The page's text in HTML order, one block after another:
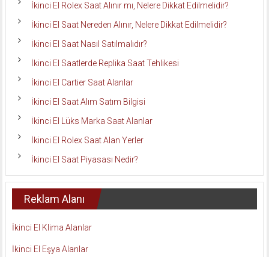
İkinci El Rolex Saat Alınır mı, Nelere Dikkat Edilmelidir?
İkinci El Saat Nereden Alınır, Nelere Dikkat Edilmelidir?
İkinci El Saat Nasıl Satılmalıdır?
İkinci El Saatlerde Replika Saat Tehlikesi
İkinci El Cartier Saat Alanlar
İkinci El Saat Alım Satım Bilgisi
İkinci El Lüks Marka Saat Alanlar
İkinci El Rolex Saat Alan Yerler
İkinci El Saat Piyasası Nedir?
Reklam Alanı
İkinci El Klima Alanlar
İkinci El Eşya Alanlar